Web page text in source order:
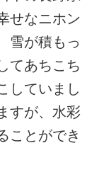
せなニホン
雪が積もっ
てあちこち
していまし
すが、水彩
ことができ